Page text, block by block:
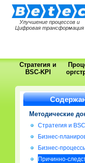
Улучшение процессов и
Цифровая трансформация
Стратегия и
BSC-KPI
Методические
Стратегия и
Бизнес-
Бизнес-
Причинно-